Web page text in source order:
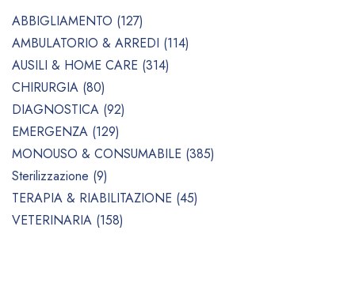
ABBIGLIAMENTO (127)
AMBULATORIO & ARREDI (114)
AUSILI & HOME CARE (314)
CHIRURGIA (80)
DIAGNOSTICA (92)
EMERGENZA (129)
MONOUSO & CONSUMABILE (385)
Sterilizzazione (9)
TERAPIA & RIABILITAZIONE (45)
VETERINARIA (158)